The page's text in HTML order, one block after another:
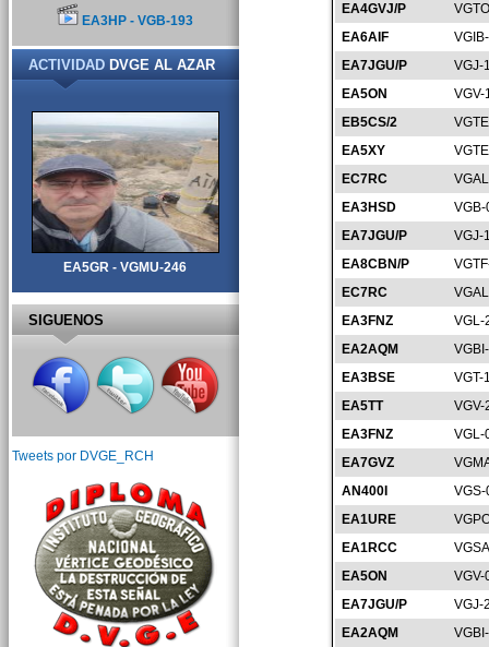
EA4GVJ/P
EA6AIF
EA7JGU/P
VGJ-
EA5ON
VGV-
EB5CS/2
EA5XY
EC7RC
EA3HSD
EA7JGU/P
VGJ-
EA8CBN/P
EC7RC
EA3FNZ
VGL-
EA2AQM
EA3BSE
VGT-
EA5TT
VGV-
EA3FNZ
VGL-
EA7GVZ
AN400I
EA1URE
EA1RCC
EA5ON
VGV-
EA7JGU/P
VGJ-
EA2AQM
EA3HP - VGB-193
ACTIVIDADDVGE AL AZAR
EA5GR - VGMU-246
SIGUENOS
Tweets por DVGE_RCH